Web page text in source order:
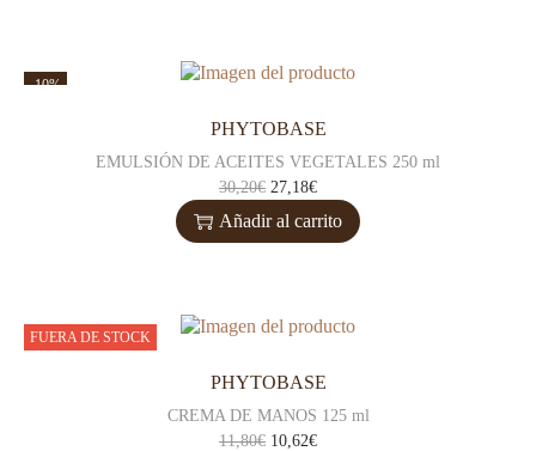
-10%
PHYTOBASE
EMULSIÓN DE ACEITES VEGETALES 250 ml
30,20€ 27,18€
Añadir al carrito
FUERA DE STOCK
PHYTOBASE
CREMA DE MANOS 125 ml
11,80€ 10,62€